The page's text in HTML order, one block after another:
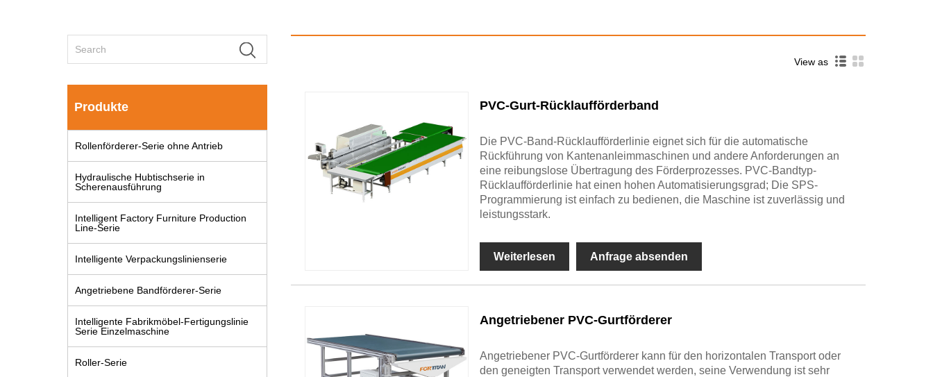
Produkte
Rollenförderer-Serie ohne Antrieb
Hydraulische Hubtischserie in
Scherenausführung
Intelligent Factory Furniture Production
Line-Serie
Intelligente Verpackungslinienserie
Angetriebene Bandförderer-Serie
Intelligente Fabrikmöbel-Fertigungslinie
Serie Einzelmaschine
Roller-Serie
View as
PVC-Gurt-Rücklaufförderband
Die PVC-Band-Rücklaufförderlinie eignet sich für die automatische
Rückführung von Kantenanleimmaschinen und andere Anforderungen an
eine reibungslose Übertragung des Förderprozesses. PVC-Bandtyp-
Rücklaufförderlinie hat einen hohen Automatisierungsgrad; Die SPS-
Programmierung ist einfach zu bedienen, die Maschine ist zuverlässig und
leistungsstark.
Weiterlesen Anfrage absenden
Angetriebener PVC-Gurtförderer
Angetriebener PVC-Gurtförderer kann für den horizontalen Transport oder
den geneigten Transport verwendet werden, seine Verwendung ist sehr